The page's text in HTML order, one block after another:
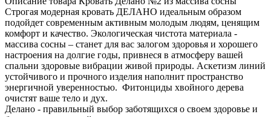
Строгая модерная кровать ДЕЛАНО идеальным образом
подойдет современным активным молодым людям, ценящим
комфорт и качество. Экологическая чистота материала -
массива сосны – станет для вас залогом здоровья и хорошего
настроения на долгие годы, привнеся в атмосферу вашей
спальни здоровые вибрации живой природы. Аскетизм линий
устойчивого и прочного изделия наполнит пространство
энергичной уверенностью. Фитонциды хвойного дерева
очистят ваше тело и дух.
Делано - правильный выбор заботящихся о своем здоровье и